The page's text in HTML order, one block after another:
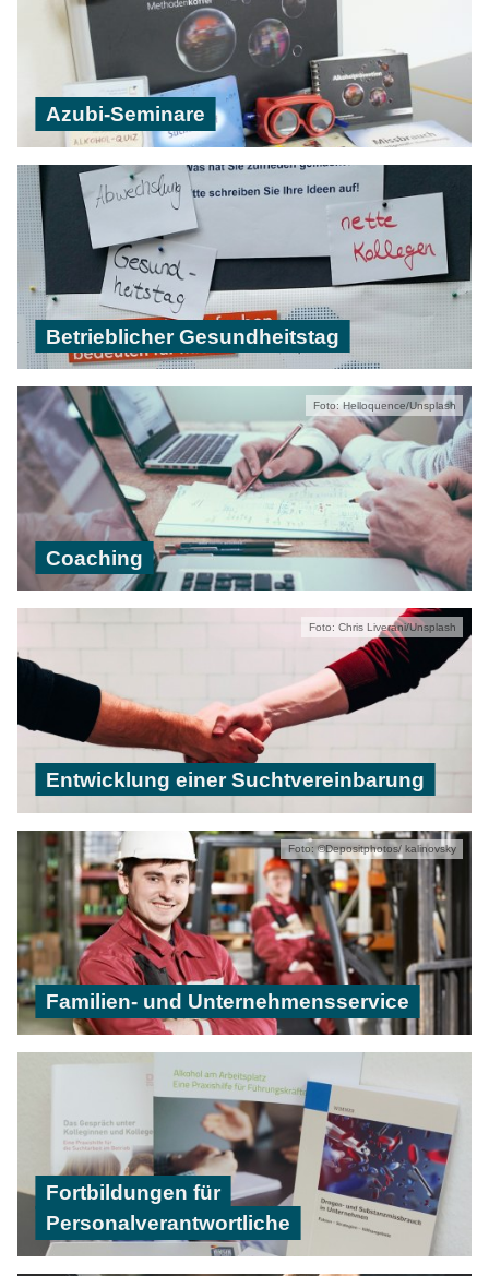
Azubi-Seminare
Betrieblicher Gesundheitstag
Coaching
Foto: Helloquence/Unsplash
Entwicklung einer Suchtvereinbarung
Foto: Chris Liverani/Unsplash
Familien- und Unternehmensservice
Foto: ©Depositphotos/ kalinovsky
Fortbildungen für
Personalverantwortliche